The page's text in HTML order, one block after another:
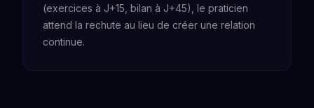
(exercices à J+15, bilan à J+45), le praticien
attend la rechute au lieu de créer une relation
continue.